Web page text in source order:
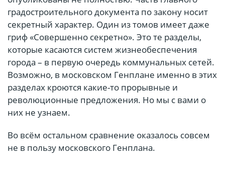
градостроительного документа по закону носит
секретный характер. Один из томов имеет даже
гриф «Совершенно секретно». Это те разделы,
которые касаются систем жизнеобеспечения
города – в первую очередь коммунальных сетей.
Возможно, в московском Генплане именно в этих
разделах кроются какие-то прорывные и
революционные предложения. Но мы с вами о
них не узнаем.
Во всём остальном сравнение оказалось совсем
не в пользу московского Генплана.